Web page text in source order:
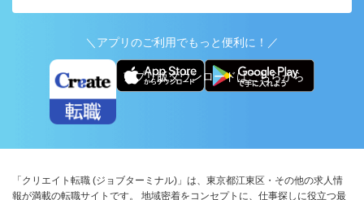
＼アプリのご利用でもっと便利に！／
アプリ版ダウンロードはこちらから
「クリエイト転職 (ジョブターミナル)」は、東京都江東区・その他の求人情
報が満載の転職サイトです。 地域密着をコンセプトに、仕事探しに役立つ最